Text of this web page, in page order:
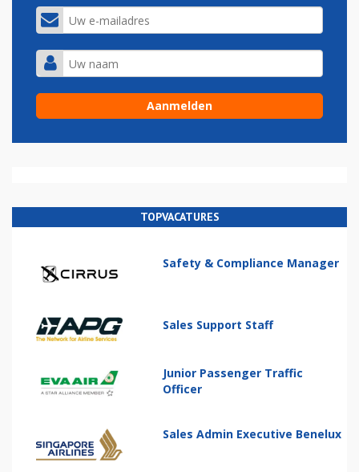
TOPVACATURES
Safety & Compliance Manager
Sales Support Staff
Junior Passenger Traffic
Officer
Sales Admin Executive Benelux